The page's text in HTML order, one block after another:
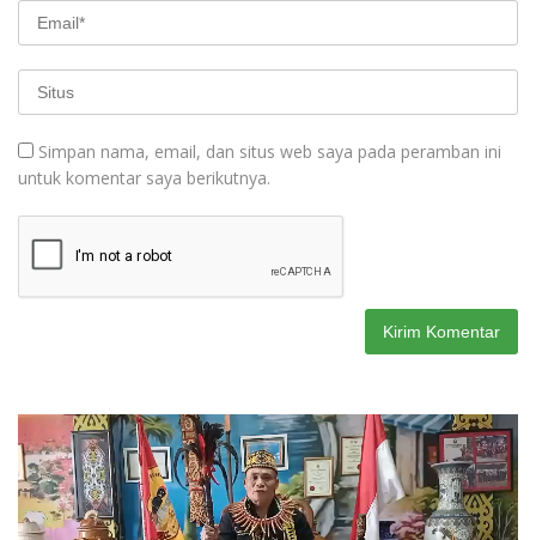
Simpan nama, email, dan situs web saya pada peramban ini
untuk komentar saya berikutnya.